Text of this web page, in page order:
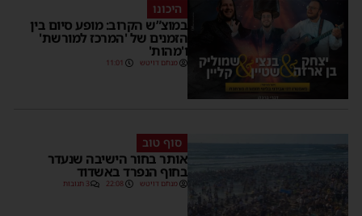
היכונו
במוצ”ש הקרוב: מופע סיום בין
הזמנים של 'המרכז למורשת'
ו'מהות'
מנחם דויטש 11:01
סוף טוב
אותר בחור הישיבה שנעדר
בחוף הנפרד באשדוד
מנחם דויטש 22:08 3 תגובות